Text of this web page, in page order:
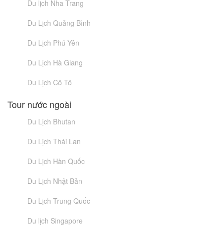
Du lịch Nha Trang
Du Lịch Quảng Bình
Du Lịch Phú Yên
Du Lịch Hà Giang
Du Lịch Cô Tô
Tour nước ngoài
Du Lịch Bhutan
Du Lịch Thái Lan
Du Lịch Hàn Quốc
Du Lịch Nhật Bản
Du Lịch Trung Quốc
Du lịch Singapore